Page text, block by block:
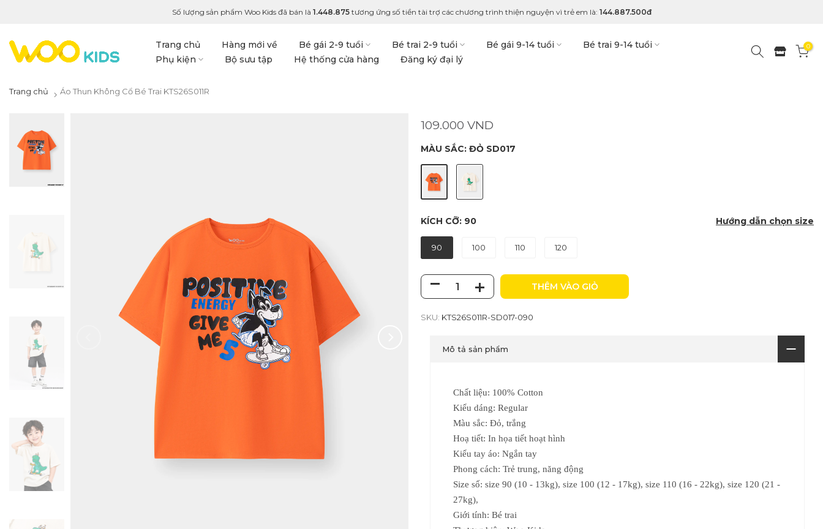
Số lượng sản phẩm Woo Kids đã bán là 1.448.875 tương ứng số tiền tài trợ các chương trình thiện nguyện vì trẻ em là: 144.887.500đ
Trang chủ Hàng mới về Bé gái 2-9 tuổi Bé trai 2-9 tuổi Bé gái 9-14 tuổi
Bé trai 9-14 tuổi
Phụ kiện
Bộ sưu tập Hệ thống cửa hàng Đăng ký đại lý
0
Trang chủ Áo Thun Không Cổ Bé Trai KTS26S011R
109.000 VND
MÀU SẮC: ĐỎ SD017
KÍCH CỠ: 90 Hướng dẫn chọn size
90 100 110 120
THÊM VÀO GIỎ
SKU: KTS26S011R-SD017-090
Mô tả sản phẩm
Chất liệu: 100% Cotton
Kiểu dáng: Regular
Màu sắc: Đỏ, trắng
Hoạ tiết: In họa tiết hoạt hình
Kiểu tay áo: Ngắn tay
Phong cách: Trẻ trung, năng động
Size số: size 90 (10 - 13kg), size 100 (12 - 17kg), size 110 (16 - 22kg), size 120 (21 -
27kg),
Giới tính: Bé trai